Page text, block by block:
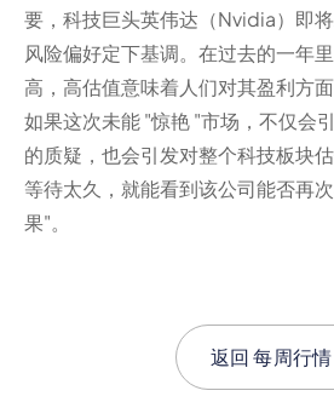
要，科技巨头英伟达（Nvidia）即
风险偏好定下基调。在过去的一年
高，高估值意味着人们对其盈利方
如果这次未能 "惊艳 "市场，不仅会
的质疑，也会引发对整个科技板块
等待太久，就能看到该公司能否再
果"。
返回每周行情